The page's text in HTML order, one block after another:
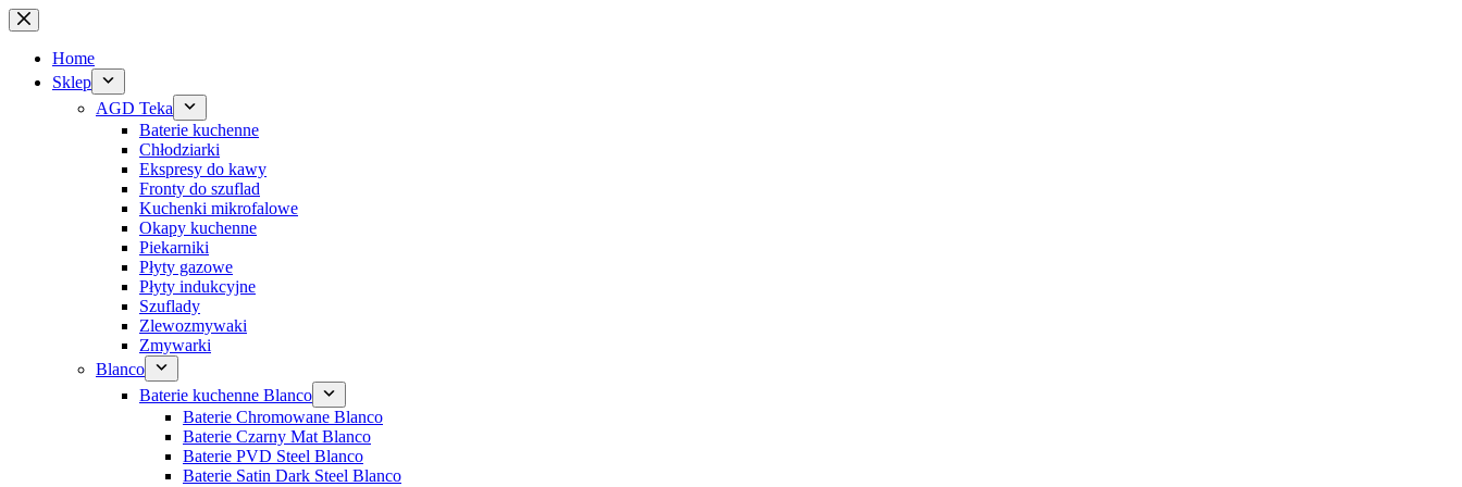
Przejdź
do
treści
Home
Sklep
AGD Teka
Baterie kuchenne
Chłodziarki
Ekspresy do kawy
Fronty do szuflad
Kuchenki mikrofalowe
Okapy kuchenne
Piekarniki
Płyty gazowe
Płyty indukcyjne
Szuflady
Zlewozmywaki
Zmywarki
Blanco
Baterie kuchenne Blanco
Baterie Chromowane Blanco
Baterie Czarny Mat Blanco
Baterie PVD Steel Blanco
Baterie Satin Dark Steel Blanco